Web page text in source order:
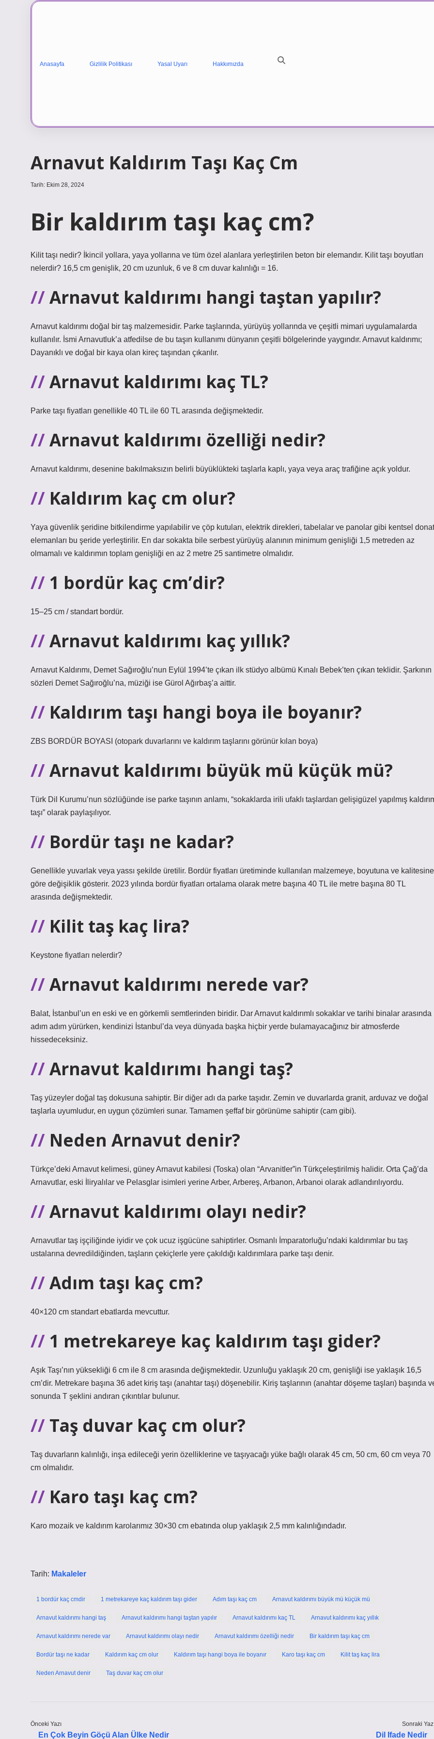
Anasayfa Gizlilik Politikası Yasal Uyarı Hakkımızda
Arnavut Kaldırım Taşı Kaç Cm
Tarih: Ekim 28, 2024
Bir kaldırım taşı kaç cm?
Kilit taşı nedir? İkincil yollara, yaya yollarına ve tüm özel alanlara yerleştirilen beton bir elemandır. Kilit taşı boyutları
nelerdir? 16,5 cm genişlik, 20 cm uzunluk, 6 ve 8 cm duvar kalınlığı = 16.
Arnavut kaldırımı hangi taştan yapılır?
Arnavut kaldırımı doğal bir taş malzemesidir. Parke taşlarında, yürüyüş yollarında ve çeşitli mimari uygulamalarda
kullanılır. İsmi Arnavutluk’a atfedilse de bu taşın kullanımı dünyanın çeşitli bölgelerinde yaygındır. Arnavut kaldırımı;
Dayanıklı ve doğal bir kaya olan kireç taşından çıkarılır.
Arnavut kaldırımı kaç TL?
Parke taşı fiyatları genellikle 40 TL ile 60 TL arasında değişmektedir.
Arnavut kaldırımı özelliği nedir?
Arnavut kaldırımı, desenine bakılmaksızın belirli büyüklükteki taşlarla kaplı, yaya veya araç trafiğine açık yoldur.
Kaldırım kaç cm olur?
Yaya güvenlik şeridine bitkilendirme yapılabilir ve çöp kutuları, elektrik direkleri, tabelalar ve panolar gibi kentsel
elemanları bu şeride yerleştirilir. En dar sokakta bile serbest yürüyüş alanının minimum genişliği 1,5 metreden az
olmamalı ve kaldırımın toplam genişliği en az 2 metre 25 santimetre olmalıdır.
1 bordür kaç cm’dir?
15–25 cm / standart bordür.
Arnavut kaldırımı kaç yıllık?
Arnavut Kaldırımı, Demet Sağıroğlu’nun Eylül 1994’te çıkan ilk stüdyo albümü Kınalı Bebek’ten çıkan teklidir. Şarkının
sözleri Demet Sağıroğlu’na, müziği ise Gürol Ağırbaş’a aittir.
Kaldırım taşı hangi boya ile boyanır?
ZBS BORDÜR BOYASI (otopark duvarlarını ve kaldırım taşlarını görünür kılan boya)
Arnavut kaldırımı büyük mü küçük mü?
Türk Dil Kurumu’nun sözlüğünde ise parke taşının anlamı, “sokaklarda irili ufaklı taşlardan gelişigüzel yapılmış
taşı” olarak paylaşılıyor.
Bordür taşı ne kadar?
Genellikle yuvarlak veya yassı şekilde üretilir. Bordür fiyatları üretiminde kullanılan malzemeye, boyutuna ve kalitesine
göre değişiklik gösterir. 2023 yılında bordür fiyatları ortalama olarak metre başına 40 TL ile metre başına 80 TL
arasında değişmektedir.
Kilit taş kaç lira?
Keystone fiyatları nelerdir?
Arnavut kaldırımı nerede var?
Balat, İstanbul’un en eski ve en görkemli semtlerinden biridir. Dar Arnavut kaldırımlı sokaklar ve tarihi binalar arasında
adım adım yürürken, kendinizi İstanbul’da veya dünyada başka hiçbir yerde bulamayacağınız bir atmosferde
hissedeceksiniz.
Arnavut kaldırımı hangi taş?
Taş yüzeyler doğal taş dokusuna sahiptir. Bir diğer adı da parke taşıdır. Zemin ve duvarlarda granit, arduvaz ve doğal
taşlarla uyumludur, en uygun çözümleri sunar. Tamamen şeffaf bir görünüme sahiptir (cam gibi).
Neden Arnavut denir?
Türkçe’deki Arnavut kelimesi, güney Arnavut kabilesi (Toska) olan “Arvanitler”in Türkçeleştirilmiş halidir. Orta Çağ’da
Arnavutlar, eski İliryalılar ve Pelasglar isimleri yerine Arber, Arbereş, Arbanon, Arbanoi olarak adlandırılıyordu.
Arnavut kaldırımı olayı nedir?
Arnavutlar taş işçiliğinde iyidir ve çok ucuz işgücüne sahiptirler. Osmanlı İmparatorluğu’ndaki kaldırımlar bu taş
ustalarına devredildiğinden, taşların çekiçlerle yere çakıldığı kaldırımlara parke taşı denir.
Adım taşı kaç cm?
40×120 cm standart ebatlarda mevcuttur.
1 metrekareye kaç kaldırım taşı gider?
Aşık Taşı’nın yüksekliği 6 cm ile 8 cm arasında değişmektedir. Uzunluğu yaklaşık 20 cm, genişliği ise yaklaşık 16,5
cm’dir. Metrekare başına 36 adet kiriş taşı (anahtar taşı) döşenebilir. Kiriş taşlarının (anahtar döşeme taşları) başında
sonunda T şeklini andıran çıkıntılar bulunur.
Taş duvar kaç cm olur?
Taş duvarların kalınlığı, inşa edileceği yerin özelliklerine ve taşıyacağı yüke bağlı olarak 45 cm, 50 cm, 60 cm veya 70
cm olmalıdır.
Karo taşı kaç cm?
Karo mozaik ve kaldırım karolarımız 30×30 cm ebatında olup yaklaşık 2,5 mm kalınlığındadır.
Tarih: Makaleler
1 bordür kaç cmdir 1 metrekareye kaç kaldırım taşı gider Adım taşı kaç cm Arnavut kaldırımı büyük mü küçük mü
Arnavut kaldırımı hangi taş Arnavut kaldırımı hangi taştan yapılır Arnavut kaldırımı kaç TL Arnavut kaldırımı kaç yıllık
Arnavut kaldırımı nerede var Arnavut kaldırımı olayı nedir Arnavut kaldırımı özelliği nedir Bir kaldırım taşı kaç cm
Bordür taşı ne kadar Kaldırım kaç cm olur Kaldırım taşı hangi boya ile boyanır Karo taşı kaç cm Kilit taş kaç lira
Neden Arnavut denir Taş duvar kaç cm olur
Önceki Yazı
En Çok Beyin Göçü Alan Ülke Nedir
Sonraki
Dil Ifade Nedir